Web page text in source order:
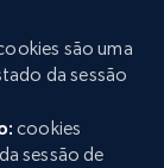
são uma
da sessão
cookies
sessão de